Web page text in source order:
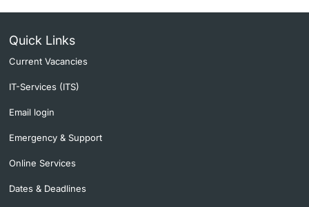
Quick Links
Current Vacancies
IT-Services (ITS)
Email login
Emergency & Support
Online Services
Dates & Deadlines